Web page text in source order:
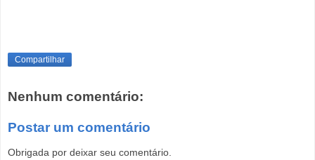
Compartilhar
Nenhum comentário:
Postar um comentário
Obrigada por deixar seu comentário.